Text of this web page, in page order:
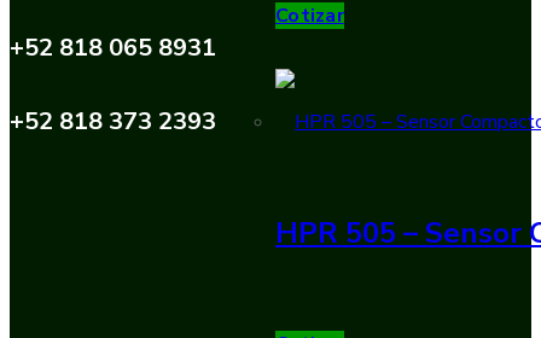
Cotizar
HPR 505 – Sensor
+52 818 065 8931
+52 818 373 2393